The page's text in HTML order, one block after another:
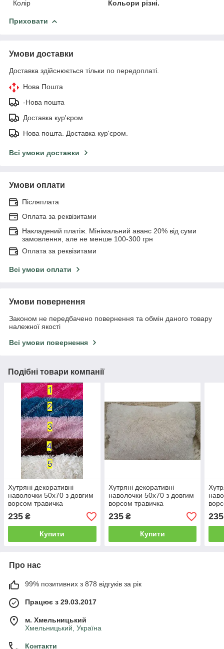
Колір
Кольори різні.
Приховати
Умови доставки
Доставка здійснюється тільки по передоплаті.
Нова Пошта
-Нова пошта
Доставка кур'єром
Нова пошта. Доставка кур'єром.
Всі умови доставки
Умови оплати
Післяплата
Оплата за реквізитами
Накладений платіж. Мінімальний аванс 20% від суми
замовлення, але не менше 100-300 грн
Оплата за реквізитами
Всі умови оплати
Умови повернення
Законом не передбачено повернення та обмін даного товару
належної якості
Всі умови повернення
Подібні товари компанії
Хутряні декоративні
наволочки 50х70 з довгим
ворсом травичка
ведмедики
235 ₴
Купити
Хутряні декоративні
наволочки 50х70 з довгим
ворсом травичка
ведмедика
235₴
Купити
235
Про нас
99% позитивних з 878 відгуків за рік
Працює з 29.03.2017
м. Хмельницький
Хмельницький, Україна
Контакти